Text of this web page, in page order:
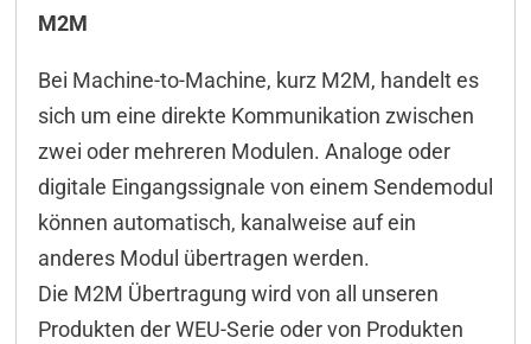
M2M
Bei Machine-to-Machine, kurz M2M, handelt es
sich um eine direkte Kommunikation zwischen
zwei oder mehreren Modulen. Analoge oder
digitale Eingangssignale von einem Sendemodul
können automatisch, kanalweise auf ein
anderes Modul übertragen werden.
Die M2M Übertragung wird von all unseren
Produkten der WEU-Serie oder von Produkten